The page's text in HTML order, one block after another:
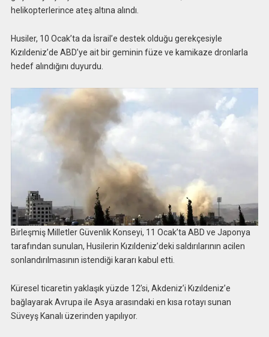
helikopterlerince ateş altına alındı.
Husiler, 10 Ocak’ta da İsrail’e destek olduğu gerekçesiyle
Kızıldeniz’de ABD’ye ait bir geminin füze ve kamikaze dronlarla
hedef alındığını duyurdu.
Birleşmiş Milletler Güvenlik Konseyi, 11 Ocak’ta ABD ve Japonya
tarafından sunulan, Husilerin Kızıldeniz’deki saldırılarının acilen
sonlandırılmasının istendiği kararı kabul etti.
Küresel ticaretin yaklaşık yüzde 12’si, Akdeniz’i Kızıldeniz’e
bağlayarak Avrupa ile Asya arasındaki en kısa rotayı sunan
Süveyş Kanalı üzerinden yapılıyor.